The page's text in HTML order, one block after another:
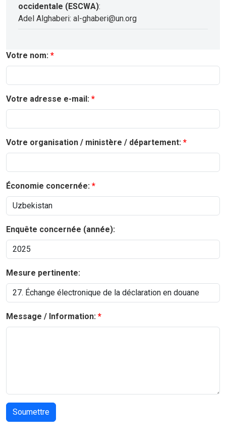
occidentale (ESCWA):
Adel Alghaberi: al-ghaberi@un.org
Votre nom:
Votre adresse e-mail:
Votre organisation / ministère / département:
Économie concernée:
Enquête concernée (année):
Mesure pertinente:
Message / Information: